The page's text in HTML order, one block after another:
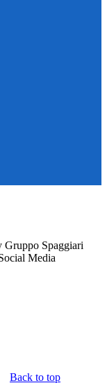
Gruppo Spaggiari
Media
Back to top